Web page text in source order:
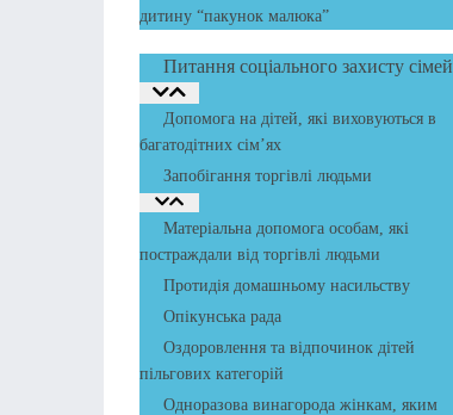
дитину “пакунок малюка”
Питання соціального захисту сімей
Допомога на дітей, які виховуються в
багатодітних сім’ях
Запобігання торгівлі людьми
Матеріальна допомога особам, які
постраждали від торгівлі людьми
Протидія домашньому насильству
Опікунська рада
Оздоровлення та відпочинок дітей
пільгових категорій
Одноразова винагорода жінкам, яким